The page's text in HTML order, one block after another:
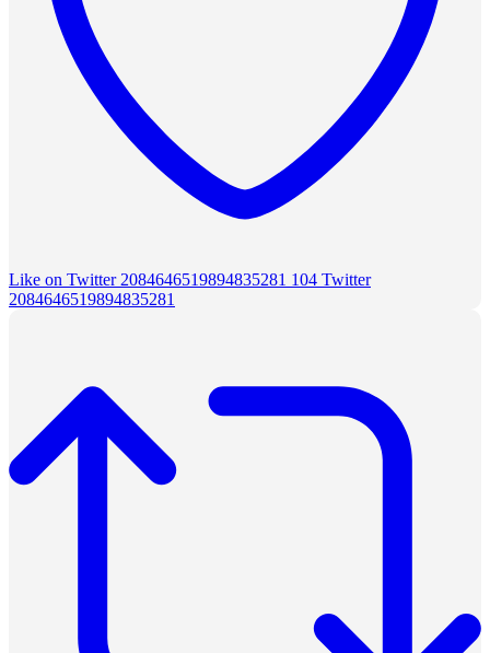
Like on Twitter 2084646519894835281 104 Twitter
2084646519894835281